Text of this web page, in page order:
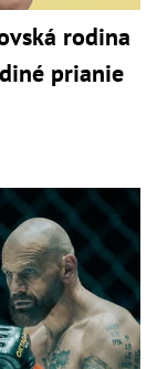
rodina
prianie